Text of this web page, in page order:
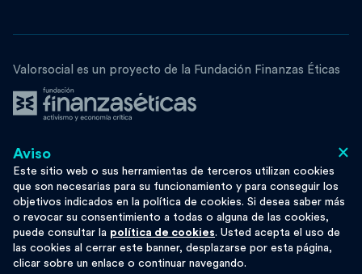
Valorsocial es un proyecto de la Fundación Finanzas Éticas
Síguenos
Esta obra se distribuye bajo licenciaMoze
Privacy Cookie Policy
×
Aviso
Este sitio web o sus herramientas de terceros utilizan cookies
que son necesarias para su funcionamiento y para conseguir los
objetivos indicados en la política de cookies. Si desea saber más
o revocar su consentimiento a todas o alguna de las cookies,
puede consultar la política de cookies. Usted acepta el uso de
las cookies al cerrar este banner, desplazarse por esta página,
clicar sobre un enlace o continuar navegando.